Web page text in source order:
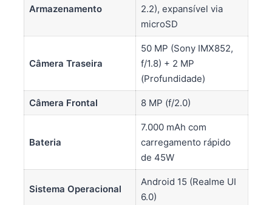
Armazenamento
2.2), expansível via
microSD
Câmera Traseira
50 MP (Sony IMX852,
f/1.8) + 2 MP
(Profundidade)
Câmera Frontal 8 MP (f/2.0)
Bateria
7.000 mAh com
carregamento rápido
de 45W
Sistema Operacional
Android 15 (Realme UI
6.0)